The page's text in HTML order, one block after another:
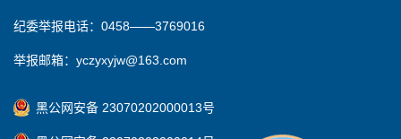
纪委举报电话：0458——3769016
举报邮箱：yczyxyjw@163.com
黑公网安备 23070202000013号